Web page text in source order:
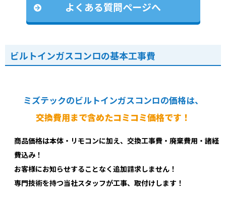
よくある質問ページへ
ビルトインガスコンロの基本工事費
ミズテックのビルトインガスコンロの価格は、
交換費用まで含めたコミコミ価格です！
商品価格は本体・リモコンに加え、交換工事費・廃棄費用・諸経
費込み！
お客様にお知らせすることなく追加請求しません！
専門技術を持つ当社スタッフが工事、取付けします！